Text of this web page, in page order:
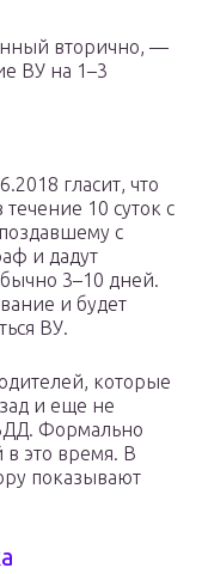
вторично, —
ВУ на 1–3
гласит, что
10 суток с
с
и дадут
3–10 дней.
и будет
ВУ.
которые
и еще не
Формально
в это время. В
показывают